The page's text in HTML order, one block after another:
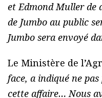
et Edmond Muller de
de Jumbo au public
Jumbo sera envoyé
Le Ministère de
face, a indiqué ne
cette affaire… Nous